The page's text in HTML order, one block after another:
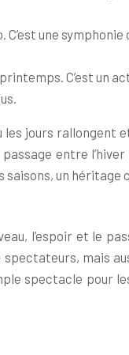
une
C’est un
les jours rallongent
entre
saisons, un héritage
l’espoir et le
mais
spectacle pour